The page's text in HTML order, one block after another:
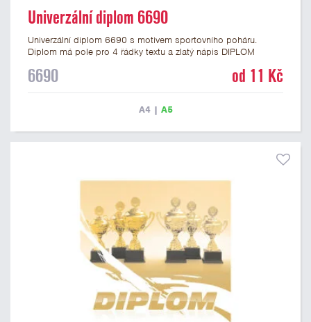
Univerzální diplom 6690
Univerzální diplom 6690 s motivem sportovního poháru.
Diplom má pole pro 4 řádky textu a zlatý nápis DIPLOM
formátu A4 a A5. Tento diplom je vhodný pro většinu událostí,
6690 od 11 Kč
A4| A5